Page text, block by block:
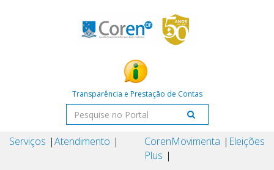
Transparência e Prestação de Contas
Serviços Atendimento
Coren
Plus
Movimenta Eleições